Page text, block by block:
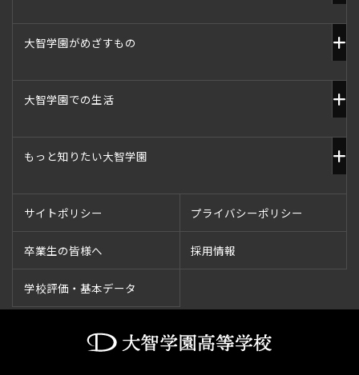
大智学園がめざすもの
大智学園での生活
もっと知りたい大智学園
サイトポリシー プライバシーポリシー
卒業生の皆様へ 採用情報
学校評価・基本データ